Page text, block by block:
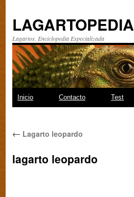
LAGARTOPEDIA
Lagartos. Enciclopedia Especializada
Saltar
contenido
Inicio Contacto Test
← Lagarto leopardo
lagarto leopardo